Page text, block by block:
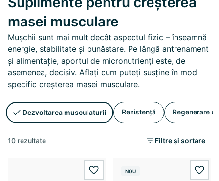
masei musculare
Mușchii sunt mai mult decât aspectul fizic – înseamnă
energie, stabilitate și bunăstare. Pe lângă antrenament
și alimentație, aportul de micronutrienți este, de
asemenea, decisiv. Aflați cum puteți susține în mod
specific creșterea masei musculare.
Dezvoltarea musculaturii Rezistență Regenerare
10 rezultate Filtre și sortare
wishlist.add
NOU